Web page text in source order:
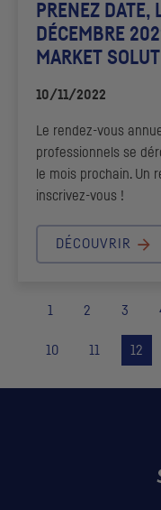
PRENEZ DATE,
DÉCEMBRE
MARKET
10/11/2022
Le rendez-vous
professionnels se
le mois prochain. Un
inscrivez-vous !
DÉCOUVRIR
1 2 3
10 11 12